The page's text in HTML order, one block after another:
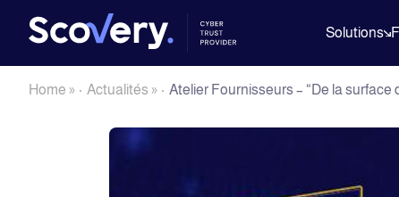
Solutions
Home » Actualités » Atelier Fournisseurs – “De la surface